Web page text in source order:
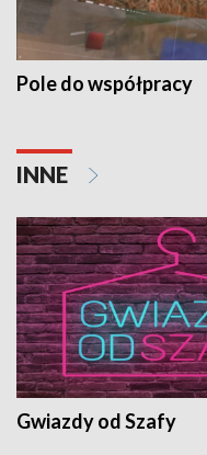
Pole do współpracy
INNE
Gwiazdy od Szafy